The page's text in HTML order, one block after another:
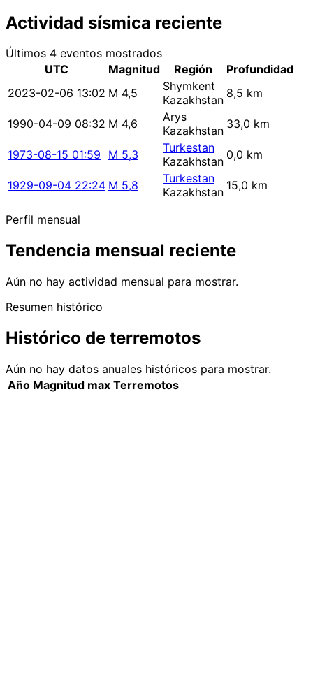
Actividad sísmica reciente
Últimos 4 eventos mostrados
UTC
Magnitud Región
Profundidad
2023-02-06 13:02 M 4,5
Shymkent
Kazakhstan 8,5 km
1990-04-09 08:32 M 4,6
Arys
Kazakhstan 33,0 km
1973-08-15 01:59 M 5,3
Turkestan
Kazakhstan 0,0 km
1929-09-04 22:24 M 5,8
Turkestan
Kazakhstan 15,0 km
Perfil mensual
Tendencia mensual reciente
Aún no hay actividad mensual para mostrar.
Resumen histórico
Histórico de terremotos
Aún no hay datos anuales históricos para mostrar.
Año Magnitud max Terremotos